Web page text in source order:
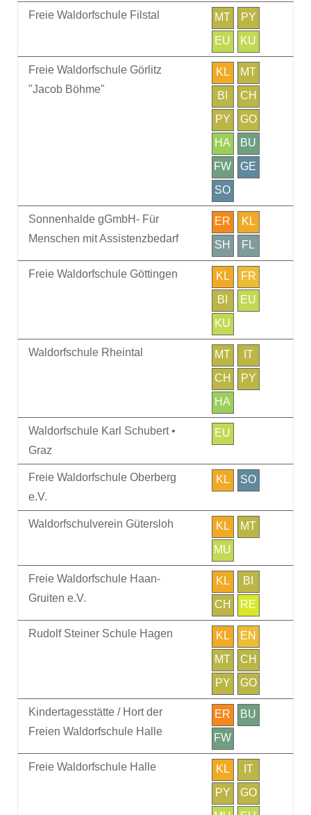
Freie Waldorfschule Filstal MT
PY
EU
KU
Freie Waldorfschule Görlitz
"Jacob Böhme"
KL
MT
BI
CH
PY
GO
HA
BU
FW
GE
SO
Sonnenhalde gGmbH- Für
Menschen mit Assistenzbedarf
ER
KL
SH
FL
Freie Waldorfschule Göttingen KL
FR
BI
EU
KU
Waldorfschule Rheintal MT
IT
CH
PY
HA
Waldorfschule Karl Schubert •
Graz
EU
Freie Waldorfschule Oberberg
e.V.
KL SO
Waldorfschulverein Gütersloh KL
MT
MU
Freie Waldorfschule Haan-
Gruiten e.V.
KL
BI
CH
RE
Rudolf Steiner Schule Hagen KL
EN
MT
CH
PY
GO
Kindertagesstätte / Hort der
Freien Waldorfschule Halle
ER
BU
FW
Freie Waldorfschule Halle KL
IT
PY
GO